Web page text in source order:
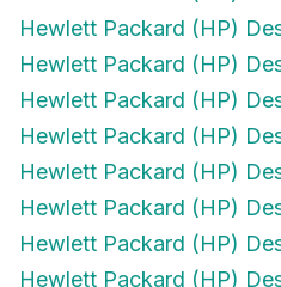
Hewlett Packard (HP)
Hewlett Packard (HP)
Hewlett Packard (HP)
Hewlett Packard (HP)
Hewlett Packard (HP)
Hewlett Packard (HP)
Hewlett Packard (HP)
Hewlett Packard (HP)